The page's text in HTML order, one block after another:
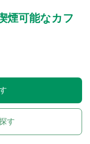
煙可能なカフ
す